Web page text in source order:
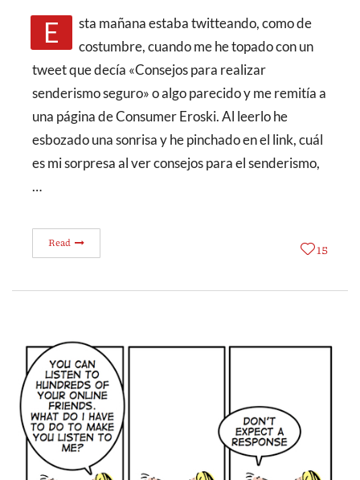
Esta mañana estaba twitteando, como de
costumbre, cuando me he topado con un
tweet que decía «Consejos para realizar
senderismo seguro» o algo parecido y me remitía a
una página de Consumer Eroski. Al leerlo he
esbozado una sonrisa y he pinchado en el link, cuál
es mi sorpresa al ver consejos para el senderismo,
…
Read 15